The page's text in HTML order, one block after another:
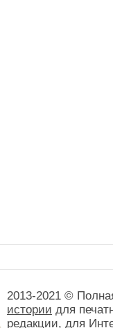
2013-2021 ©
истории для
редакции, для